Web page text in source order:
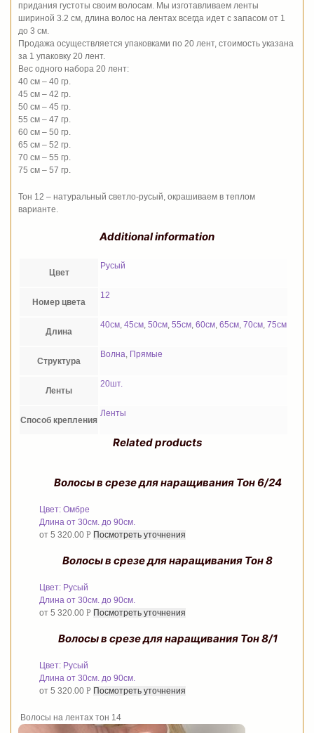
придания густоты своим волосам. Мы изготавливаем ленты
шириной 3.2 см, длина волос на лентах всегда идет с запасом от 1
до 3 см.
Продажа осуществляется упаковками по 20 лент, стоимость указана
за 1 упаковку 20 лент.
Вес одного набора 20 лент:
40 см – 40 гр.
45 см – 42 гр.
50 см – 45 гр.
55 см – 47 гр.
60 см – 50 гр.
65 см – 52 гр.
70 см – 55 гр.
75 см – 57 гр.
Тон 12 – натуральный светло-русый, окрашиваем в теплом
варианте.
Additional information
Цвет
Русый
Номер цвета
12
Длина
40см, 45см, 50см, 55см, 60см, 65см, 70см, 75см
Структура
Волна, Прямые
Ленты
20шт.
Способ крепления
Ленты
Related products
Волосы в срезе для наращивания Тон 6/24
Цвет: Омбре
Длина от 30см. до 90см.
от 5 320.00 Р Посмотреть уточнения
Волосы в срезе для наращивания Тон 8
Цвет: Русый
Длина от 30см. до 90см.
от 5 320.00 Р Посмотреть уточнения
Волосы в срезе для наращивания Тон 8/1
Цвет: Русый
Длина от 30см. до 90см.
от 5 320.00 Р Посмотреть уточнения
Волосы на лентах тон 14